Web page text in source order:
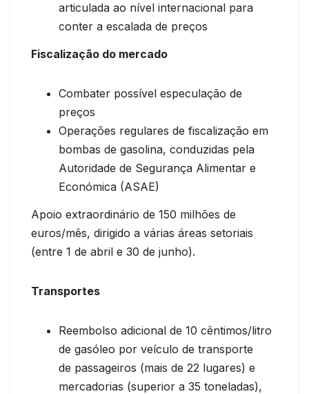
articulada ao nível internacional para
conter a escalada de preços
Fiscalização do mercado
Combater possível especulação de
preços
Operações regulares de fiscalização em
bombas de gasolina, conduzidas pela
Autoridade de Segurança Alimentar e
Económica (ASAE)
Apoio extraordinário de 150 milhões de
euros/mês, dirigido a várias áreas setoriais
(entre 1 de abril e 30 de junho).
Transportes
Reembolso adicional de 10 cêntimos/litro
de gasóleo por veículo de transporte
de passageiros (mais de 22 lugares) e
mercadorias (superior a 35 toneladas),